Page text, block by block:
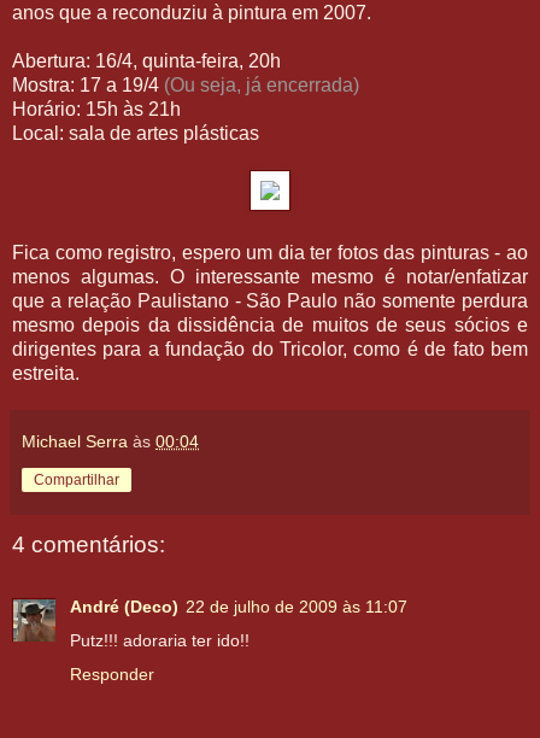
anos que a reconduziu à pintura em 2007.
Abertura: 16/4, quinta-feira, 20h
Mostra: 17 a 19/4 (Ou seja, já encerrada)
Horário: 15h às 21h
Local: sala de artes plásticas
Fica como registro, espero um dia ter fotos das pinturas - ao
menos algumas. O interessante mesmo é notar/enfatizar
que a relação Paulistano - São Paulo não somente perdura
mesmo depois da dissidência de muitos de seus sócios e
dirigentes para a fundação do Tricolor, como é de fato bem
estreita.
Michael Serra às 00:04
Compartilhar
4 comentários:
André (Deco) 22 de julho de 2009 às 11:07
Putz!!! adoraria ter ido!!
Responder